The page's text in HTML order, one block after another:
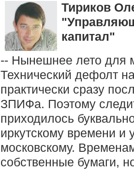
Тириков
капитал"
-- Нынешнее лето для
Технический дефолт
практически сразу
ЗПИФа. Поэтому
приходилось
иркутскому времени и
московскому.
собственные бумаги,